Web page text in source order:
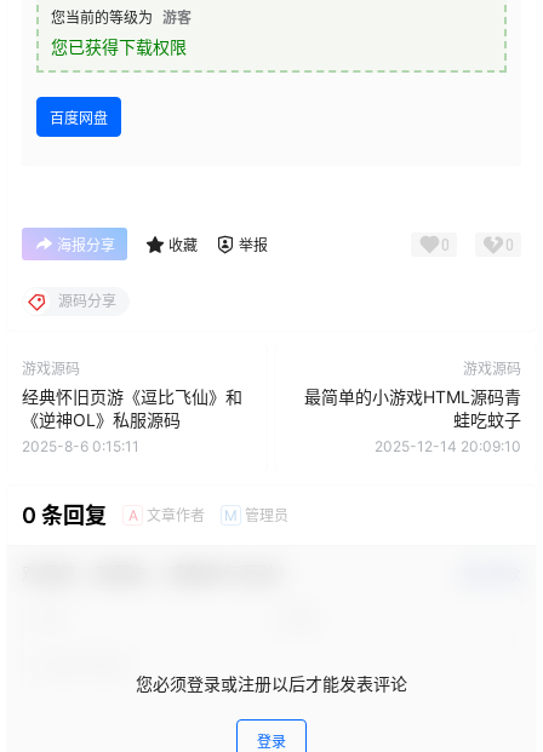
您当前的等级为 游客
您已获得下载权限
百度网盘
海报分享 收藏 举报 0 0
源码分享
游戏源码
经典怀旧页游《逗比飞仙》和
《逆神OL》私服源码
2025-8-6 0:15:11
游戏源码
最简单的小游戏HTML源码青
蛙吃蚊子
2025-12-14 20:09:10
0 条回复 A 文章作者 M 管理员
您必须登录或注册以后才能发表评论
登录